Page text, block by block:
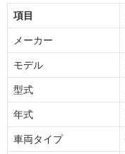
項目
メーカー
モデル
型式
年式
車両タイプ